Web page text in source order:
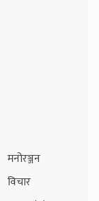
मनोरञ्जन
विचार